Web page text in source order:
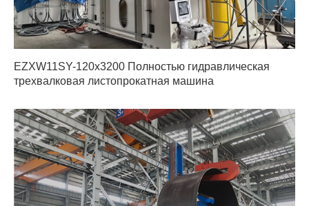
EZXW11SY-120x3200 Полностью гидравлическая
трехвалковая листопрокатная машина